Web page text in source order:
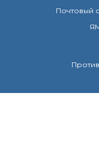
Почтовый